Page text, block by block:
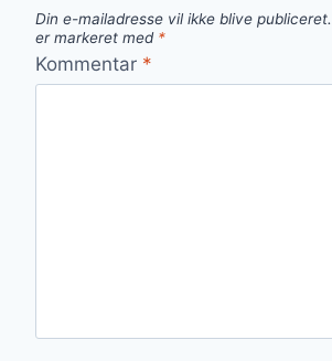
Din e-mailadresse vil ikke blive publiceret.
er markeret med *
Kommentar *